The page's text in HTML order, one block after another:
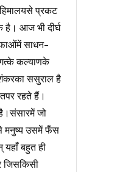
हिमालयसे प्रकट
है। आज भी दीर्घ
साधन-
कल्याणके
ससुराल है
रहते हैं।
जो
मनुष्य उसमें फँस
बहुत ही
जिसकिसी